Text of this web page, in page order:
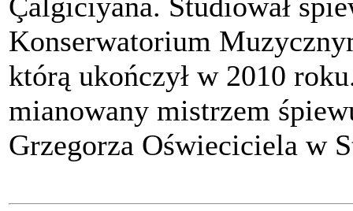
Konserwatorium
którą ukończył w 2010
mianowany mistrzem
Grzegorza Oświeciciela w